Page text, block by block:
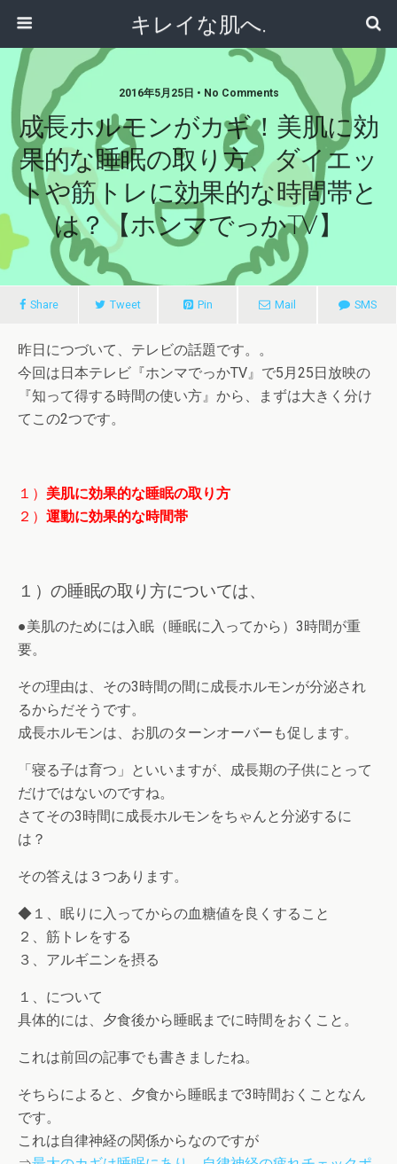
キレイな肌へ.
2016年5月25日 • No Comments
成長ホルモンがカギ！美肌に効
果的な睡眠の取り方、ダイエッ
トや筋トレに効果的な時間帯と
は？【ホンマでっかTV】
Share Tweet Pin Mail SMS
昨日につづいて、テレビの話題です。。
今回は日本テレビ『ホンマでっかTV』で5月25日放映の
『知って得する時間の使い方』から、まずは大きく分け
てこの2つです。
１） 美肌に効果的な睡眠の取り方
２） 運動に効果的な時間帯
１）の睡眠の取り方については、
●美肌のためには入眠（睡眠に入ってから）3時間が重
要。
その理由は、その3時間の間に成長ホルモンが分泌され
るからだそうです。
成長ホルモンは、お肌のターンオーバーも促します。
「寝る子は育つ」といいますが、成長期の子供にとって
だけではないのですね。
さてその3時間に成長ホルモンをちゃんと分泌するに
は？
その答えは３つあります。
◆１、眠りに入ってからの血糖値を良くすること
２、筋トレをする
３、アルギニンを摂る
１、について
具体的には、夕食後から睡眠までに時間をおくこと。
これは前回の記事でも書きましたね。
そちらによると、夕食から睡眠まで3時間おくことなん
です。
これは自律神経の関係からなのですが